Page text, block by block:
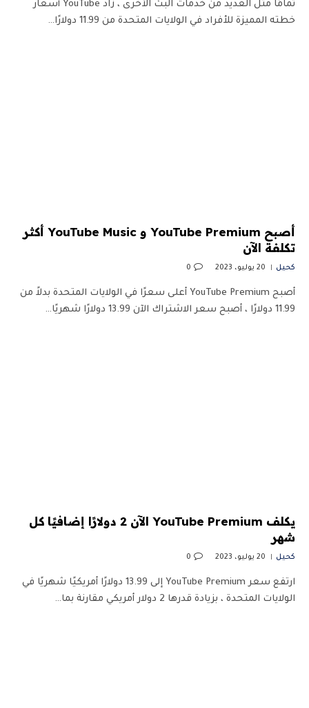
تمامًا مثل العديد من خدمات البث الأخرى ، زاد YouTube أسعار
خطته المميزة للأفراد في الولايات المتحدة من 11.99 دولارًا…
أصبح YouTube Premium و YouTube Music أكثر
تكلفة الآن
كحيل 20 يوليو، 2023 0
أصبح YouTube Premium أعلى سعرًا في الولايات المتحدة بدلاً من
11.99 دولارًا ، أصبح سعر الاشتراك الآن 13.99 دولارًا شهريًا…
يكلف YouTube Premium الآن 2 دولارًا إضافيًا كل
شهر
كحيل 20 يوليو، 2023 0
ارتفع سعر YouTube Premium إلى 13.99 دولارًا أمريكيًا شهريًا في
الولايات المتحدة ، بزيادة قدرها 2 دولار أمريكي مقارنة بما…